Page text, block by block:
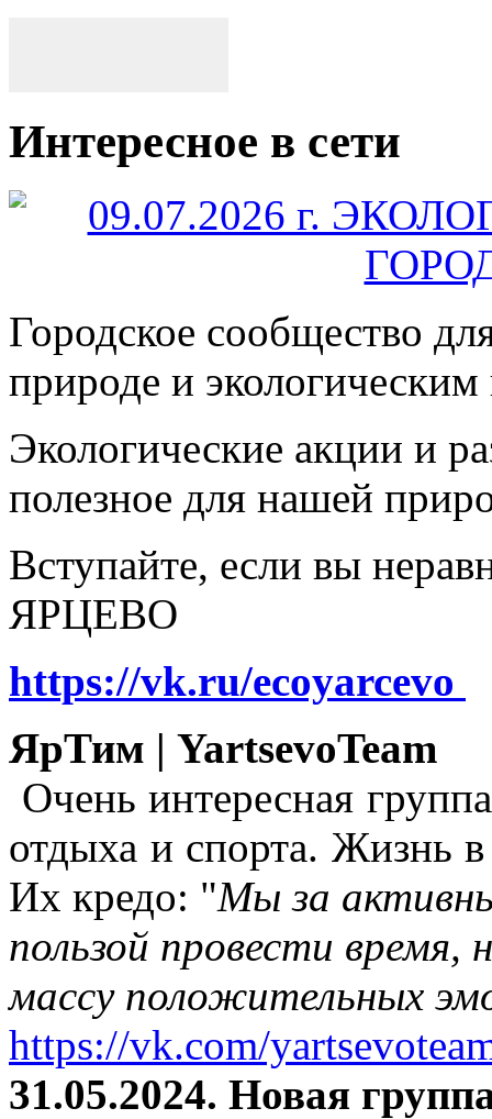
Интересное в сети
Городское сообщество
природе и
Экологические акции и
полезное для нашей
Вступайте, если вы
ЯРЦЕВО
https://vk.ru/ecoyarcevo
ЯрТим | YartsevoTeam
Очень интересная
отдыха и спорта. Жизнь
Их кредо: "Мы за
пользой провести время,
массу положительных
https://vk.com/
31.05.2024. Новая